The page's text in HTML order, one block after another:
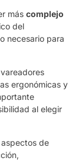
más complejo
del
necesario para
ergonómicas y
al elegir
de